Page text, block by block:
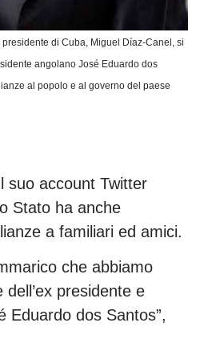
di Cuba, Miguel Díaz-Canel, si
angolano José Eduardo dos
al popolo e al governo del paese
suo account Twitter
Stato ha anche
a familiari ed amici.
che abbiamo
presidente e
Eduardo dos Santos”,